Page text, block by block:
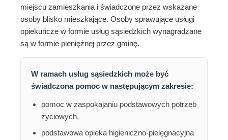
miejscu zamieszkania i świadczone przez wskazane
osoby blisko mieszkające. Osoby sprawujące usługi
opiekuńcze w formie usług sąsiedzkich wynagradzane
są w formie pieniężnej przez gminę.
W ramach usług sąsiedzkich może być
świadczona pomoc w następującym zakresie:
pomoc w zaspokajaniu podstawowych potrzeb
życiowych,
podstawowa opieka higieniczno-pielęgnacyjna